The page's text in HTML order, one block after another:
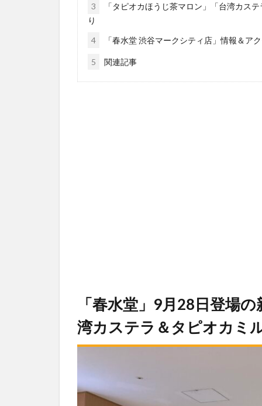
3
「タピオカほうじ茶マロン」「台湾カス
り
4
「春水堂 渋谷マークシティ店」情報＆ア
5 関連記事
「春水堂」9月28日登場
湾カステラ＆タピオカミ